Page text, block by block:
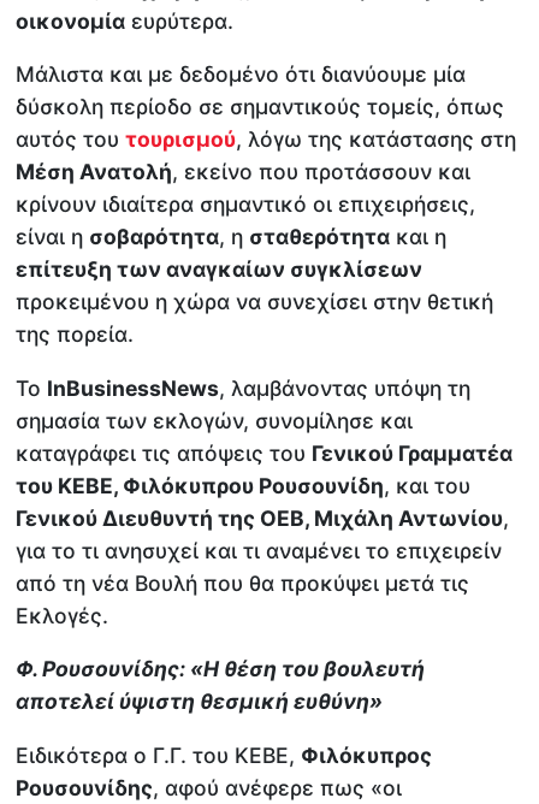
οικονομία ευρύτερα.
Μάλιστα και με δεδομένο ότι διανύουμε μία
δύσκολη περίοδο σε σημαντικούς τομείς, όπως
αυτός τουτουρισμού, λόγω της κατάστασης στη
Μέση Ανατολή, εκείνο που προτάσσουν και
κρίνουν ιδιαίτερα σημαντικό οι επιχειρήσεις,
είναι η σοβαρότητα, η σταθερότητα και η
επίτευξη των αναγκαίων συγκλίσεων
προκειμένου η χώρα να συνεχίσει στην θετική
της πορεία.
Το InBusinessNews, λαμβάνοντας υπόψη τη
σημασία των εκλογών, συνομίλησε και
καταγράφει τις απόψεις του Γενικού Γραμματέα
του ΚΕΒΕ, Φιλόκυπρου Ρουσουνίδη, και του
Γενικού Διευθυντή της ΟΕΒ, Μιχάλη Αντωνίου,
για το τι ανησυχεί και τι αναμένει το επιχειρείν
από τη νέα Βουλή που θα προκύψει μετά τις
Εκλογές.
Φ. Ρουσουνίδης: «Η θέση του βουλευτή
αποτελεί ύψιστη θεσμική ευθύνη»
Ειδικότερα ο Γ.Γ. του ΚΕΒΕ, Φιλόκυπρος
Ρουσουνίδης, αφού ανέφερε πως «οι